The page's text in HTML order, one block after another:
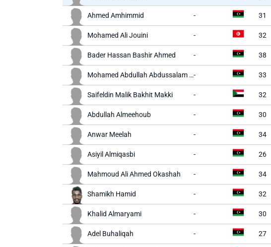
Ahmed Amhimmid - 31
Mohamed Ali Jouini - 32
Bader Hassan Bashir Ahmed - 38
Mohamed Abdullah Abdussalam Al Tubal- 33
Saifeldin Malik Bakhit Makki - 32
Abdullah Almeehoub - 30
Anwar Meelah - 34
Asiyil Almiqasbi - 26
Mahmoud Ali Ahmed Okashah - 34
Shamikh Hamid - 32
Khalid Almaryami - 30
Adel Buhaliqah - 27